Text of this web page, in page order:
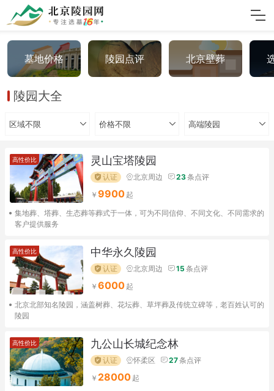
墓地价格 陵园点评 北京壁葬
陵园大全
区域不限 价格不限 高端陵园
灵山宝塔陵园
认证 北京周边 23条点评
9900
集地葬、塔葬、生态葬等葬式于一体，可为不同信仰、不同文化、不同需求的
客户提供服务
高性价比
中华永久陵园
认证 北京周边 15 条点评
6000
北京北部知名陵园，涵盖树葬、花坛葬、草坪葬及传统立碑等，老百姓认可的
陵园
高性价比
九公山长城纪念林
认证 怀柔区 27条点评
28000
高性价比